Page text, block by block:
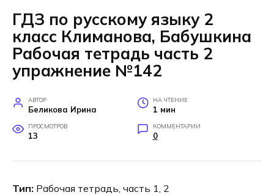
ГДЗ по русскому языку 2
класс Климанова, Бабушкина
Рабочая тетрадь часть 2
упражнение №142
АВТОР
Беликова Ирина
НА ЧТЕНИЕ
1 мин
ПРОСМОТРОВ
13
КОММЕНТАРИИ
0
Тип: Рабочая тетрадь, часть 1, 2